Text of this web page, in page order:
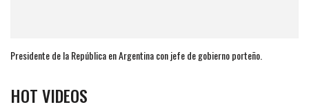
Presidente de la República en Argentina con jefe de gobierno porteño.
HOT VIDEOS